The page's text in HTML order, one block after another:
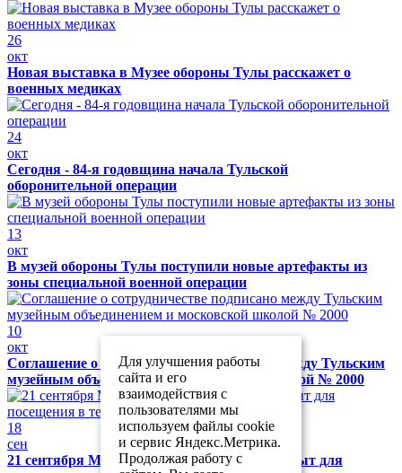
26
окт
Новая выставка в Музее обороны Тулы расскажет о
военных медиках
24
окт
Сегодня - 84-я годовщина начала Тульской
оборонительной операции
13
окт
В музей обороны Тулы поступили новые артефакты из
зоны специальной военной операции
10
окт
Соглашение о сотрудничестве подписано между Тульским
музейным объединением и московской школой № 2000
18
сен
21 сентября Музей обороны Тулы будет закрыт для
Для улучшения работы
сайта и его
взаимодействия с
пользователями мы
используем файлы cookie
и сервис Яндекс.Метрика.
Продолжая работу с